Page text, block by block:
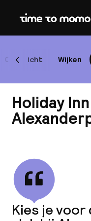
Home
Overzicht Wijken
Scroll naar links
Holiday
Kies je